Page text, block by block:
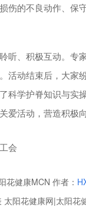
伤的不良动作、保
听、积极互动。专
活动结束后，大家
科学护脊知识与实
爱活动，营造积极
会
花健康MCN 作者：
阳花健康网|太阳花